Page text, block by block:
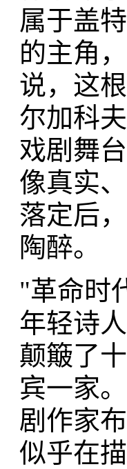
属于盖
的主角
说，这
尔加科
戏剧舞
像真实
落定后
陶醉。
"革命时
年轻诗
颠簸了
宾一家
剧作家
似乎在